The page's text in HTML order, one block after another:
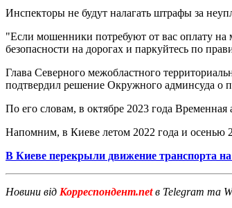
Инспекторы не будут налагать штрафы за
"Если мошенники потребуют от вас оплату на
безопасности на дорогах и паркуйтесь по
Глава Северного межобластного
подтвердил решение Окружного админсуда о
По его словам, в октябре 2023 года
Напомним, в Киеве летом 2022 года и осенью
В Киеве перекрыли движение транспорта
Новини від Корреспондент.netв Telegram та